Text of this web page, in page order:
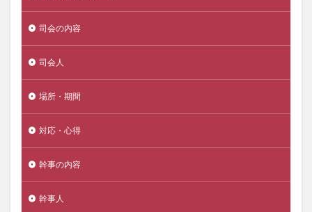
司会の内容
司会人
場所・期間
対応・心得
幹事の内容
幹事人